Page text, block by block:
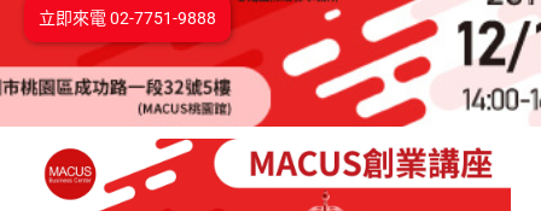
立即來電 02-7751-9888